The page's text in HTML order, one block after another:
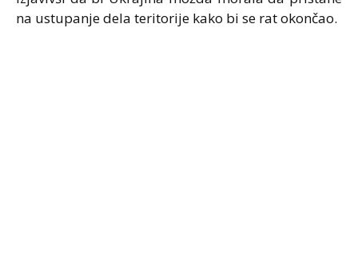
na ustupanje dela teritorije kako bi se rat okončao.